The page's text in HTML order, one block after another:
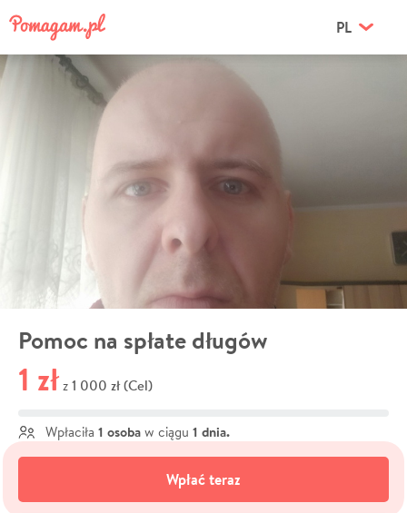
PL
Pomoc na spłate długów
1 zł z 1 000 zł (Cel)
Wpłaciła 1 osoba w ciągu 1 dnia.
Wpłać teraz